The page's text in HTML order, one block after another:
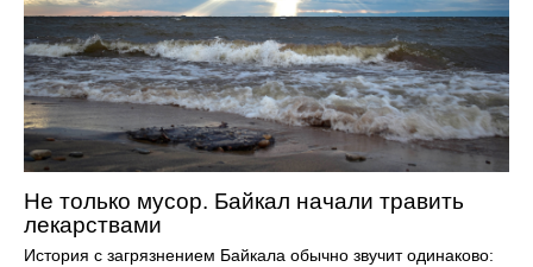
Не только мусор. Байкал начали травить
лекарствами
История с загрязнением Байкала обычно звучит одинаково: